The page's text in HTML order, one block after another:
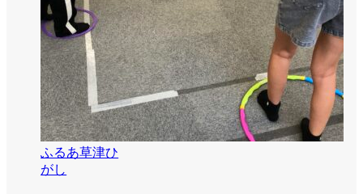
ふるあ草津ひ
がし